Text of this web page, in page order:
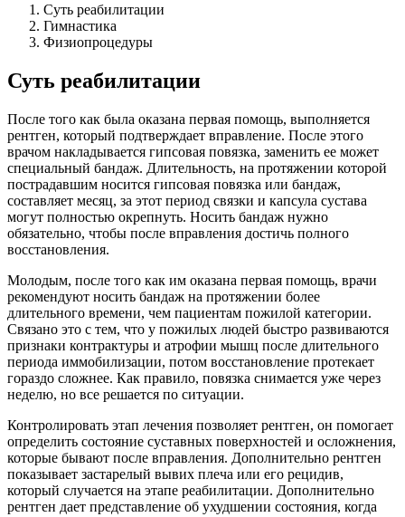
Суть реабилитации
Гимнастика
Физиопроцедуры
Суть реабилитации
После того как была оказана первая помощь, выполняется
рентген, который подтверждает вправление. После этого
врачом накладывается гипсовая повязка, заменить ее может
специальный бандаж. Длительность, на протяжении которой
пострадавшим носится гипсовая повязка или бандаж,
составляет месяц, за этот период связки и капсула сустава
могут полностью окрепнуть. Носить бандаж нужно
обязательно, чтобы после вправления достичь полного
восстановления.
Молодым, после того как им оказана первая помощь, врачи
рекомендуют носить бандаж на протяжении более
длительного времени, чем пациентам пожилой категории.
Связано это с тем, что у пожилых людей быстро развиваются
признаки контрактуры и атрофии мышц после длительного
периода иммобилизации, потом восстановление протекает
гораздо сложнее. Как правило, повязка снимается уже через
неделю, но все решается по ситуации.
Контролировать этап лечения позволяет рентген, он помогает
определить состояние суставных поверхностей и осложнения,
которые бывают после вправления. Дополнительно рентген
показывает застарелый вывих плеча или его рецидив,
который случается на этапе реабилитации. Дополнительно
рентген дает представление об ухудшении состояния, когда